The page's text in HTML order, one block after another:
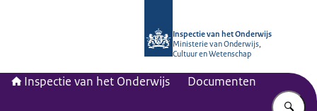
Inspectie van het Onderwijs
Ministerie van Onderwijs,
Cultuur en Wetenschap
Inspectie van het Onderwijs Documenten